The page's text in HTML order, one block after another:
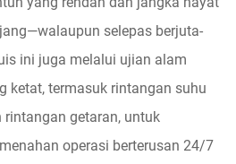
selepas berjuta-
ini juga melalui ujian alam
ketat, termasuk rintangan suhu
rintangan getaran, untuk
operasi berterusan 24/7